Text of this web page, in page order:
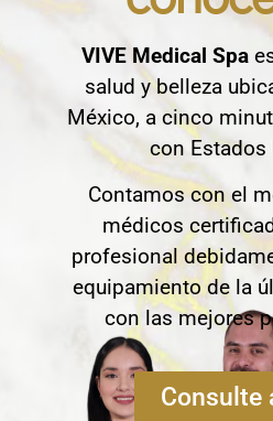
VIVE Medical Spa
salud y belleza
México, a cinco
con Estados
Contamos con el
médicos
profesional
equipamiento de la
con las mejores
Consulte